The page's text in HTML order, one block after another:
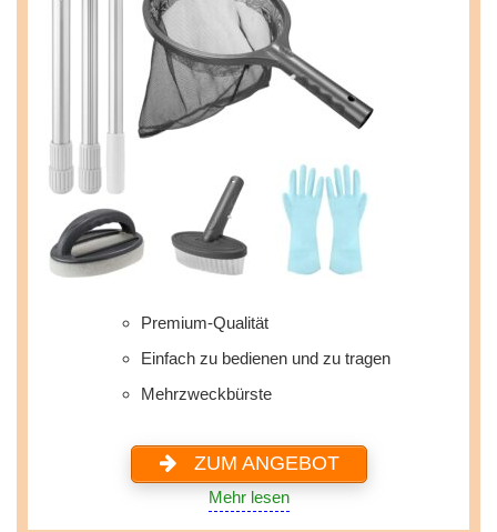
Premium-Qualität
Einfach zu bedienen und zu tragen
Mehrzweckbürste
ZUM ANGEBOT
Mehr lesen